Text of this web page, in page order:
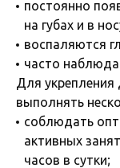
постоянно
на губах и в
воспаляются
часто
Для укрепления
выполнять
соблюдать
активных
часов в сутки;